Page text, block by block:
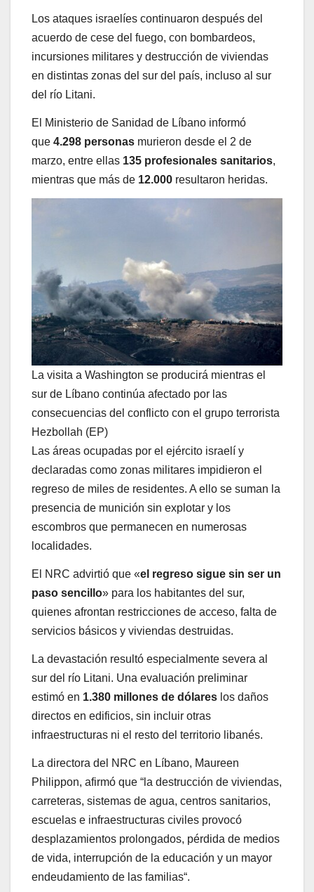
Los ataques israelíes continuaron después del
acuerdo de cese del fuego, con bombardeos,
incursiones militares y destrucción de viviendas
en distintas zonas del sur del país, incluso al sur
del río Litani.
El Ministerio de Sanidad de Líbano informó
que 4.298 personas murieron desde el 2 de
marzo, entre ellas 135 profesionales sanitarios,
mientras que más de 12.000 resultaron heridas.
La visita a Washington se producirá mientras el
sur de Líbano continúa afectado por las
consecuencias del conflicto con el grupo terrorista
Hezbollah (EP)
Las áreas ocupadas por el ejército israelí y
declaradas como zonas militares impidieron el
regreso de miles de residentes. A ello se suman la
presencia de munición sin explotar y los
escombros que permanecen en numerosas
localidades.
El NRC advirtió que «el regreso sigue sin ser un
paso sencillo» para los habitantes del sur,
quienes afrontan restricciones de acceso, falta de
servicios básicos y viviendas destruidas.
La devastación resultó especialmente severa al
sur del río Litani. Una evaluación preliminar
estimó en 1.380 millones de dólares los daños
directos en edificios, sin incluir otras
infraestructuras ni el resto del territorio libanés.
La directora del NRC en Líbano, Maureen
Philippon, afirmó que “la destrucción de viviendas,
carreteras, sistemas de agua, centros sanitarios,
escuelas e infraestructuras civiles provocó
desplazamientos prolongados, pérdida de medios
de vida, interrupción de la educación y un mayor
endeudamiento de las familias“.